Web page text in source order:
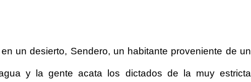
un desierto, Sendero, un habitante proveniente de un
y la gente acata los dictados de la muy estricta